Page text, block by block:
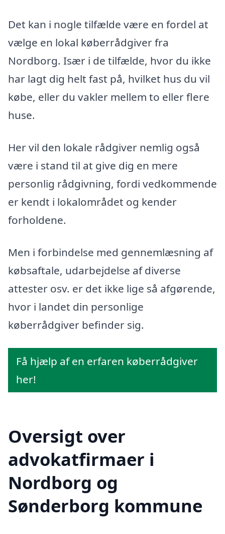
Det kan i nogle tilfælde være en fordel at
vælge en lokal køberrådgiver fra
Nordborg. Især i de tilfælde, hvor du ikke
har lagt dig helt fast på, hvilket hus du vil
købe, eller du vakler mellem to eller flere
huse.
Her vil den lokale rådgiver nemlig også
være i stand til at give dig en mere
personlig rådgivning, fordi vedkommende
er kendt i lokalområdet og kender
forholdene.
Men i forbindelse med gennemlæsning af
købsaftale, udarbejdelse af diverse
attester osv. er det ikke lige så afgørende,
hvor i landet din personlige
køberrådgiver befinder sig.
Få hjælp af en erfaren køberrådgiver
her!
Oversigt over
advokatfirmaer i
Nordborg og
Sønderborg kommune